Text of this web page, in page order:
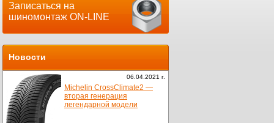
Записаться на
шиномонтаж ON-LINE
Новости
06.04.2021 г.
Michelin CrossClimate2 —
вторая генерация
легендарной модели